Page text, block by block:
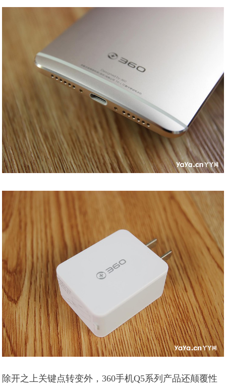
除开之上关键点转变外，360手机Q5系列产品还颠覆性